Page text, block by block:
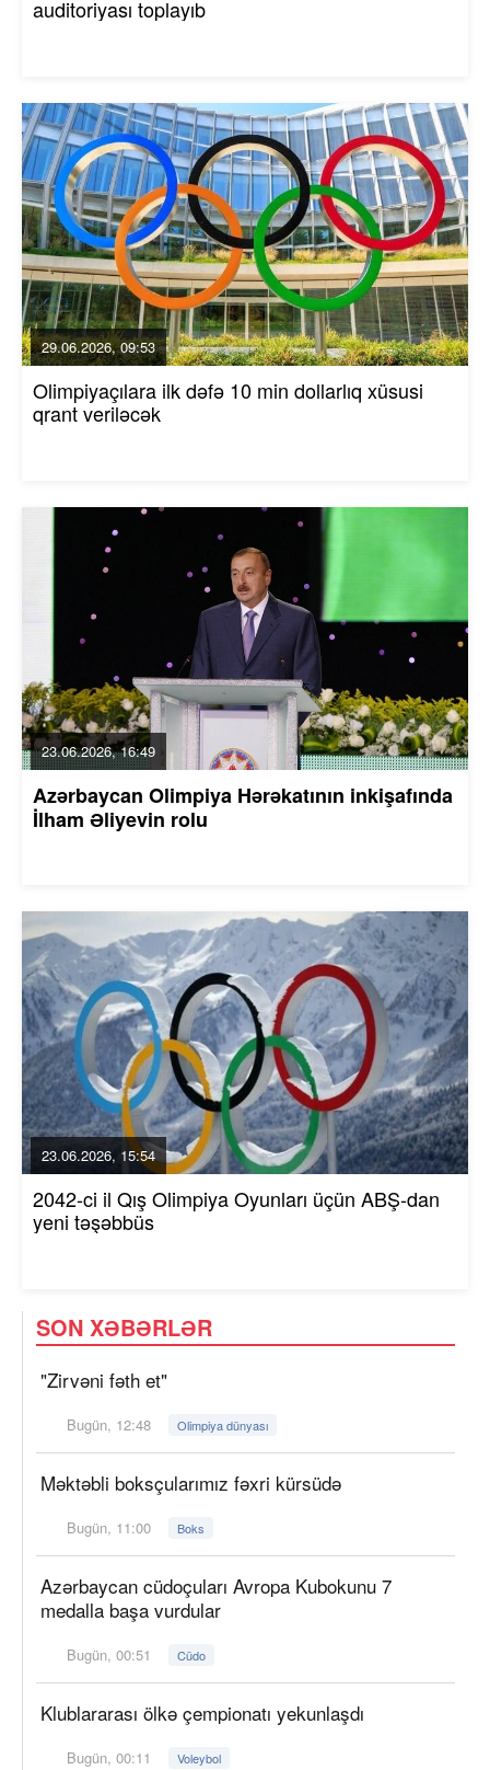
auditoriyası toplayıb
29.06.2026, 09:53
Olimpiyaçılara ilk dəfə 10 min dollarlıq xüsusi
qrant veriləcək
23.06.2026, 16:49
Azərbaycan Olimpiya Hərəkatının inkişafında
İlham Əliyevin rolu
23.06.2026, 15:54
2042-ci il Qış Olimpiya Oyunları üçün ABŞ-dan
yeni təşəbbüs
SON XƏBƏRLƏR
"Zirvəni fəth et"
Bugün, 12:48 Olimpiya dünyası
Məktəbli boksçularımız fəxri kürsüdə
Bugün, 11:00 Boks
Azərbaycan cüdoçuları Avropa Kubokunu 7
medalla başa vurdular
Bugün, 00:51 Cüdo
Klublararası ölkə çempionatı yekunlaşdı
Bugün, 00:11 Voleybol